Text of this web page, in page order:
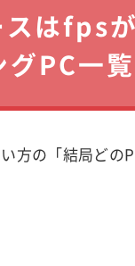
はfpsが
PC一
方の「結局どの